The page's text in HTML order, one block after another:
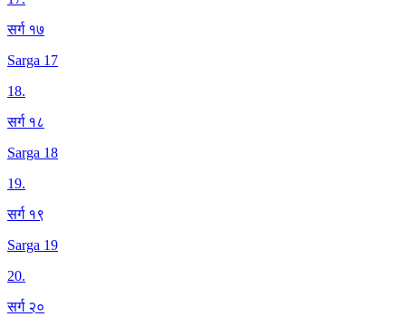
सर्ग १७
Sarga 17
18.
सर्ग १८
Sarga 18
19.
सर्ग १९
Sarga 19
20.
सर्ग २०